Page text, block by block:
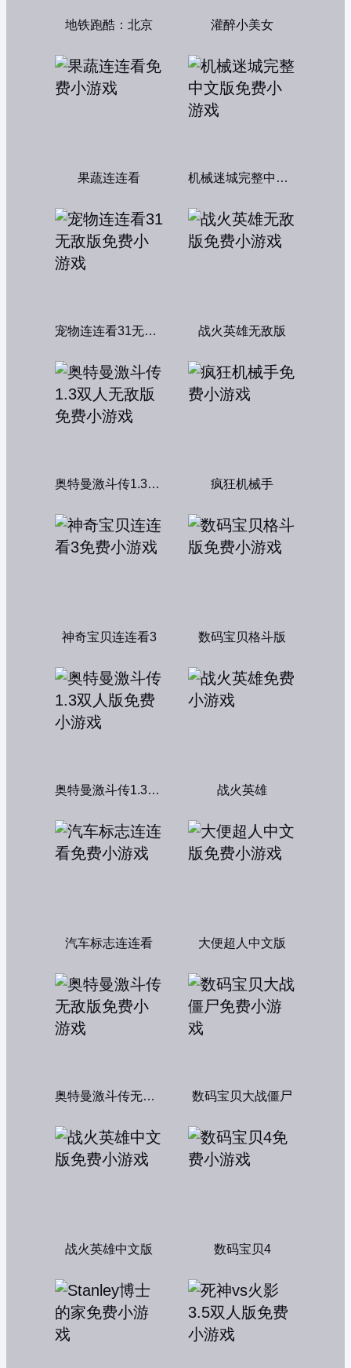
地铁跑酷：北京 灌醉小美女
果蔬连连看 机械迷城完整中文版
宠物连连看31无敌版 战火英雄无敌版
奥特曼激斗传1.3双人无敌版 疯狂机械手
神奇宝贝连连看3 数码宝贝格斗版
奥特曼激斗传1.3双人版 战火英雄
汽车标志连连看 大便超人中文版
奥特曼激斗传无敌版 数码宝贝大战僵尸
战火英雄中文版 数码宝贝4